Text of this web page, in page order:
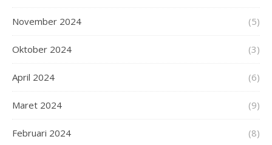
November 2024 (5)
Oktober 2024 (3)
April 2024 (6)
Maret 2024 (9)
Februari 2024 (8)